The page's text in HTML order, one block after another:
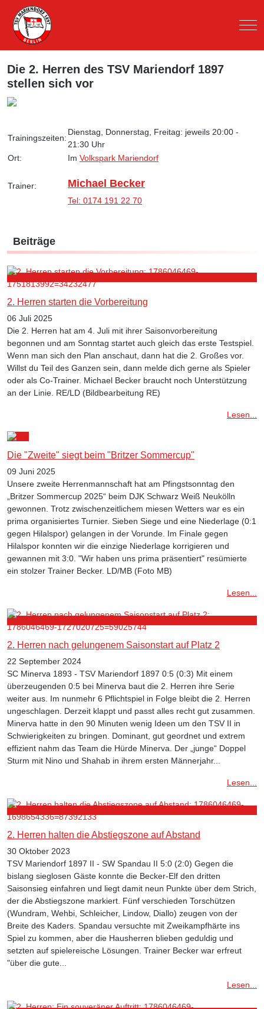
Die 2. Herren des TSV Mariendorf 1897
stellen sich vor
Trainingszeiten:
Dienstag, Donnerstag, Freitag: jeweils 20:00 -
21:30 Uhr
Ort:
Im Volkspark Mariendorf
Trainer: Michael Becker
Tel: 0174 191 22 70
Beiträge
2. Herren starten die Vorbereitung
06 Juli 2025
Die 2. Herren hat am 4. Juli mit ihrer Saisonvorbereitung
begonnen und am Sonntag startet auch gleich das erste Testspiel.
Wenn man sich den Plan anschaut, dann hat die 2. Großes vor.
Willst du Teil des Ganzen sein, dann melde dich gerne als Spieler
oder als Co-Trainer. Michael Becker braucht noch Unterstützung
an der Linie. RE/LD (Bildbearbeitung RE)
Lesen...
Die "Zweite" siegt beim "Britzer Sommercup"
09 Juni 2025
Unsere zweite Herrenmannschaft hat am Pfingstsonntag den
„Britzer Sommercup 2025“ beim DJK Schwarz Weiß Neukölln
gewonnen. Trotz zwischenzeitlichem miesen Wetters war es ein
prima organisiertes Turnier. Sieben Siege und eine Niederlage (0:1
gegen Hilalspor) gelangen in der Vorunde. Im Finale gegen
Hilalspor konnten wir die einzige Niederlage korrigieren und
gewannen mit 3:0. "Wir haben uns prima präsentiert" resümierte
ein stolzer Trainer Becker. LD/MB (Foto MB)
Lesen...
2. Herren nach gelungenem Saisonstart auf Platz 2
22 September 2024
SC Minerva 1893 - TSV Mariendorf 1897 0:5 (0:3) Mit einem
überzeugenden 0:5 bei Minerva baut die 2. Herren ihre Serie
weiter aus. Im nunmehr 6 Pflichtspiel in Folge bleibt die 2. Herren
ungeschlagen. Derzeit klappt und passt alles recht gut zusammen.
Minerva hatte in den 90 Minuten wenig Ideen um den TSV II in
Schwierigkeiten zu bringen. Dominant, gut geordnet und extrem
effizient nahm das Team die Hürde Minerva. Der „junge“ Doppel
Sturm mit Nino und Shahab in ihrem ersten Männerjahr...
Lesen...
2. Herren halten die Abstiegszone auf Abstand
30 Oktober 2023
TSV Mariendorf 1897 II - SW Spandau II 5:0 (2:0) Gegen die
bislang sieglosen Gäste konnte die Becker-Elf den dritten
Saisonsieg einfahren und liegt damit neun Punkte über dem Strich,
der die Abstiegszone markiert. Fünf verschieden Torschützen
(Wundram, Wehbi, Schleicher, Lindow, Diallo) zeugen von der
Breite des Kaders. Spandau versuchte mit Zweikampfhärte ins
Spiel zu kommen, aber die Hausherren blieben geduldig und
setzten auf spielereische Lösungen. Trainer Becker war erfreut
"über die gute...
Lesen...